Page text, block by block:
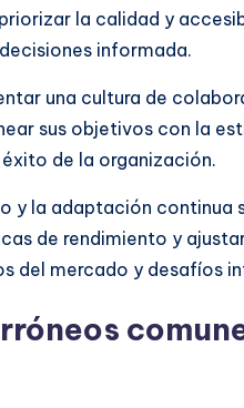
la calidad y
informada.
una cultura de
sus objetivos con la
de la organización.
y la adaptación continua
de rendimiento y
del mercado y desafíos